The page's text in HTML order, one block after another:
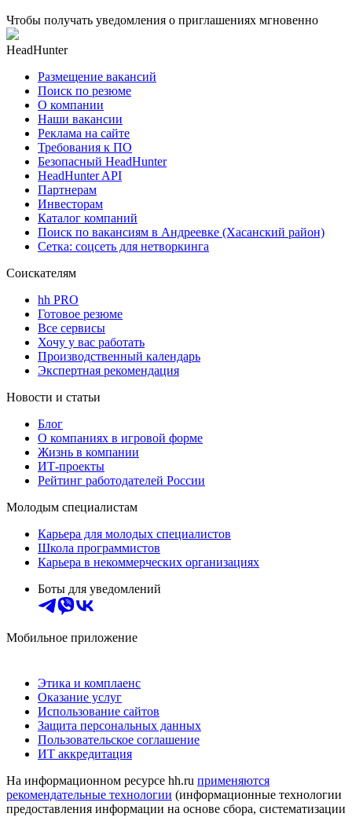
Чтобы получать уведомления о приглашениях мгновенно
HeadHunter
Размещение вакансий
Поиск по резюме
О компании
Наши вакансии
Реклама на сайте
Требования к ПО
Безопасный HeadHunter
HeadHunter API
Партнерам
Инвесторам
Каталог компаний
Поиск по вакансиям в Андреевке (Хасанский район)
Сетка: соцсеть для нетворкинга
Соискателям
hh PRO
Готовое резюме
Все сервисы
Хочу у вас работать
Производственный календарь
Экспертная рекомендация
Новости и статьи
Блог
О компаниях в игровой форме
Жизнь в компании
ИТ-проекты
Рейтинг работодателей России
Молодым специалистам
Карьера для молодых специалистов
Школа программистов
Карьера в некоммерческих организациях
Боты для уведомлений
Мобильное приложение
Этика и комплаенс
Оказание услуг
Использование сайтов
Защита персональных данных
Пользовательское соглашение
ИТ аккредитация
На информационном ресурсе hh.ru применяются
рекомендательные технологии (информационные технологии
предоставления информации на основе сбора, систематизации